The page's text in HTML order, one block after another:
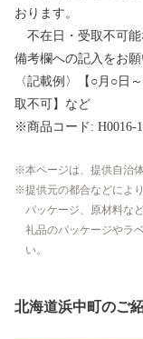
おります。
不在日・受取不可能
備考欄への記入をお願
〈記載例〉【○月○日
取不可】など
※商品コード: H0016-
本ページは、提供自治
提供元の都合などによ
パッケージ、原材料な
礼品のパッケージやラ
い。
北海道浜中町のご